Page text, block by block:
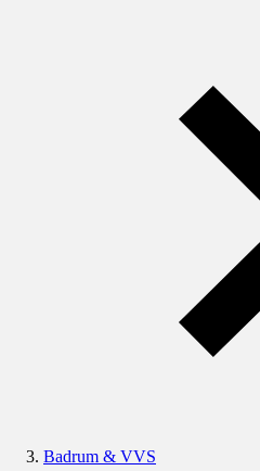
Badrum & VVS